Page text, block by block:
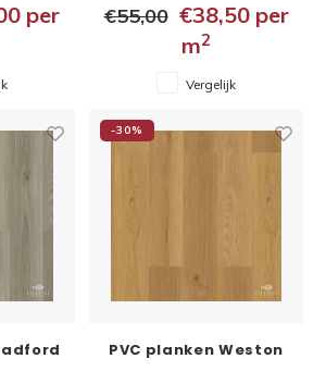
per
€55,00 €38,50per
m2
Vergelijk
-30%
PVC planken Weston